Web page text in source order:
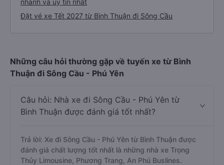
Những câu hỏi thường gặp về tuyến xe từ Bình
Thuận đi Sông Cầu - Phú Yên
Câu hỏi: Nhà xe đi Sông Cầu - Phú Yên từ
Bình Thuận được đánh giá tốt nhất?